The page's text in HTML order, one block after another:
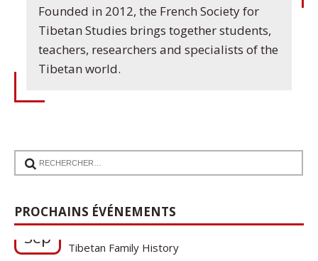
Founded in 2012, the French Society for
Tibetan Studies brings together students,
teachers, researchers and specialists of the
Tibetan world.
PROCHAINS ÉVÉNEMENTS
Sep
1920s Tibet to 21st-Century Darjeeling: A
Cycle de conférences SFEMT 2026/2027 : Une